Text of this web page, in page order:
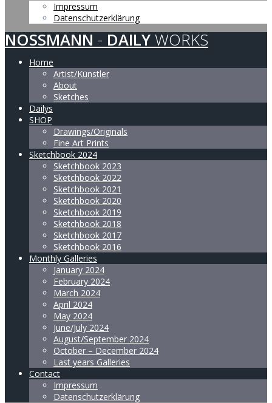
Impressum
Datenschutzerklärung
NOSSMANN - DAILY WORKS
Home
Artist/Künstler
About
Sketches
Dailys
SHOP
Drawings/Originals
Fine Art Prints
Sketchbook 2024
Sketchbook 2023
Sketchbook 2022
Sketchbook 2021
Sketchbook 2020
Sketchbook 2019
Sketchbook 2018
Sketchbook 2017
Sketchbook 2016
Monthly Galleries
January 2024
February 2024
March 2024
April 2024
May 2024
June/July 2024
August/September 2024
October – December 2024
Last years Galleries
Contact
Impressum
Datenschutzerklärung